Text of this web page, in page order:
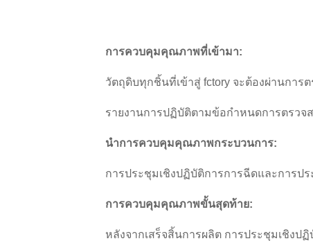
การควบคุมคุณภาพที่เข้ามา:
วัตถุดิบทุกชิ้นที่เข้าสู่ fctory จะต้องผ่านการ
รายงานการปฏิบัติตามข้อกำหนดการตรวจ
นำการควบคุมคุณภาพกระบวนการ:
การประชุมเชิงปฏิบัติการการฉีดและการ
การควบคุมคุณภาพขั้นสุดท้าย:
หลังจากเสร็จสิ้นการผลิต การประชุมเชิง